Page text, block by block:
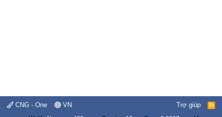
CNG - One VN Trợ giúp
R